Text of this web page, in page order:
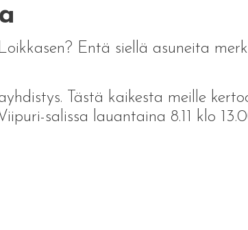
Entä siellä asuneita
Tästä kaikesta meille
salissa lauantaina 8.11 klo